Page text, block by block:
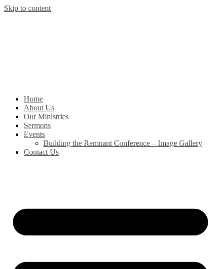
Skip to content
Home
About Us
Our Ministries
Sermons
Events
Building the Remnant Conference – Image Gallery
Contact Us